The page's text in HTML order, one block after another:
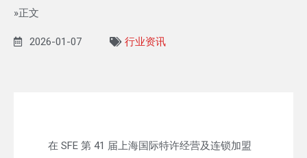
»正文
2026-01-07 行业资讯
在 SFE 第 41 届上海国际特许经营及连锁加盟